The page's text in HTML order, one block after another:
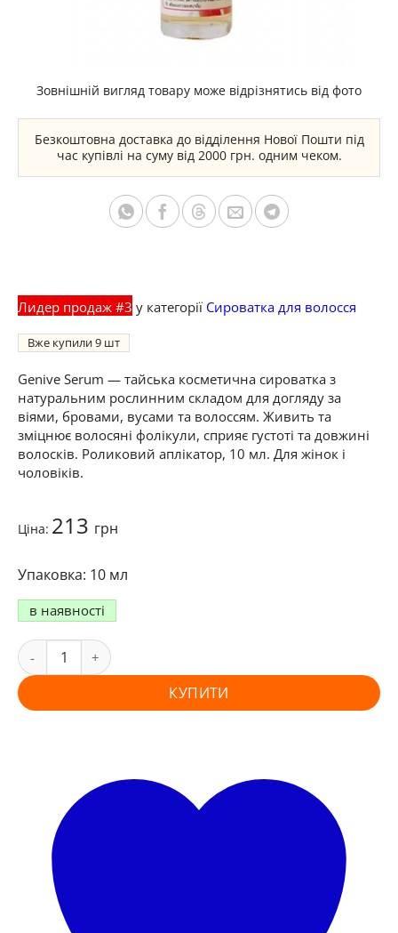
Зовнішній вигляд товару може відрізнятись від фото
Безкоштовна доставка до відділення Нової Пошти під
час купівлі на суму від 2000 грн. одним чеком.
Лидер продаж #3 у категорії Сироватка для волосся
Вже купили9
Genive Serum — тайська косметична сироватка з
натуральним рослинним складом для догляду за
віями, бровами, вусами та волоссям. Живить та
зміцнює волосяні фолікули, сприяє густоті та довжині
волосків. Роликовий аплікатор, 10 мл. Для жінок і
чоловіків.
Ціна: 213 грн
10 мл
в наявності
КУПИТИ